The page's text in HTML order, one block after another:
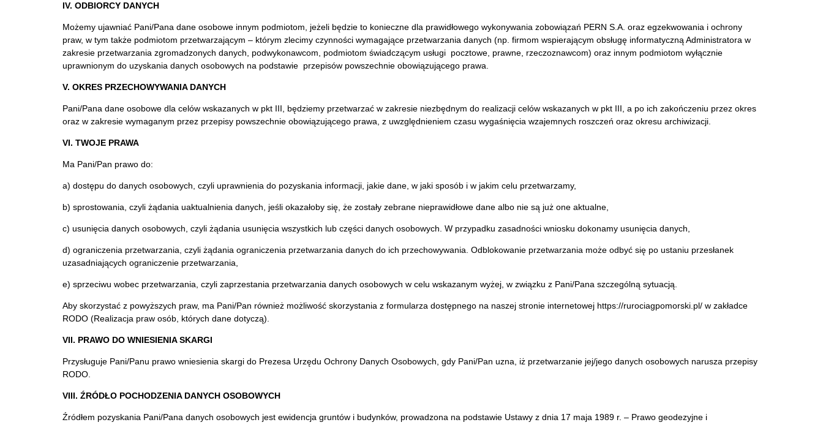
IV. ODBIORCY DANYCH
Możemy ujawniać Pani/Pana dane osobowe innym podmiotom, jeżeli będzie to konieczne dla prawidłowego wykonywania zobowiązań PERN S.A. oraz egzekwowania i ochrony
praw, w tym także podmiotom przetwarzającym – którym zlecimy czynności wymagające przetwarzania danych (np. firmom wspierającym obsługę informatyczną Administratora w
zakresie przetwarzania zgromadzonych danych, podwykonawcom, podmiotom świadczącym usługi pocztowe, prawne, rzeczoznawcom) oraz innym podmiotom wyłącznie
uprawnionym do uzyskania danych osobowych na podstawie przepisów powszechnie obowiązującego prawa.
V. OKRES PRZECHOWYWANIA DANYCH
Pani/Pana dane osobowe dla celów wskazanych w pkt III, będziemy przetwarzać w zakresie niezbędnym do realizacji celów wskazanych w pkt III, a po ich zakończeniu przez okres
oraz w zakresie wymaganym przez przepisy powszechnie obowiązującego prawa, z uwzględnieniem czasu wygaśnięcia wzajemnych roszczeń oraz okresu archiwizacji.
VI. TWOJE PRAWA
Ma Pani/Pan prawo do:
a) dostępu do danych osobowych, czyli uprawnienia do pozyskania informacji, jakie dane, w jaki sposób i w jakim celu przetwarzamy,
b) sprostowania, czyli żądania uaktualnienia danych, jeśli okazałoby się, że zostały zebrane nieprawidłowe dane albo nie są już one aktualne,
c) usunięcia danych osobowych, czyli żądania usunięcia wszystkich lub części danych osobowych. W przypadku zasadności wniosku dokonamy usunięcia danych,
d) ograniczenia przetwarzania, czyli żądania ograniczenia przetwarzania danych do ich przechowywania. Odblokowanie przetwarzania może odbyć się po ustaniu przesłanek
uzasadniających ograniczenie przetwarzania,
e) sprzeciwu wobec przetwarzania, czyli zaprzestania przetwarzania danych osobowych w celu wskazanym wyżej, w związku z Pani/Pana szczególną sytuacją.
Aby skorzystać z powyższych praw, ma Pani/Pan również możliwość skorzystania z formularza dostępnego na naszej stronie internetowej https://rurociagpomorski.pl/ w zakładce
RODO (Realizacja praw osób, których dane dotyczą).
VII. PRAWO DO WNIESIENIA SKARGI
Przysługuje Pani/Panu prawo wniesienia skargi do Prezesa Urzędu Ochrony Danych Osobowych, gdy Pani/Pan uzna, iż przetwarzanie jej/jego danych osobowych narusza przepisy
RODO.
VIII. ŹRÓDŁO POCHODZENIA DANYCH OSOBOWYCH
Źródłem pozyskania Pani/Pana danych osobowych jest ewidencja gruntów i budynków, prowadzona na podstawie Ustawy z dnia 17 maja 1989 r. – Prawo geodezyjne i